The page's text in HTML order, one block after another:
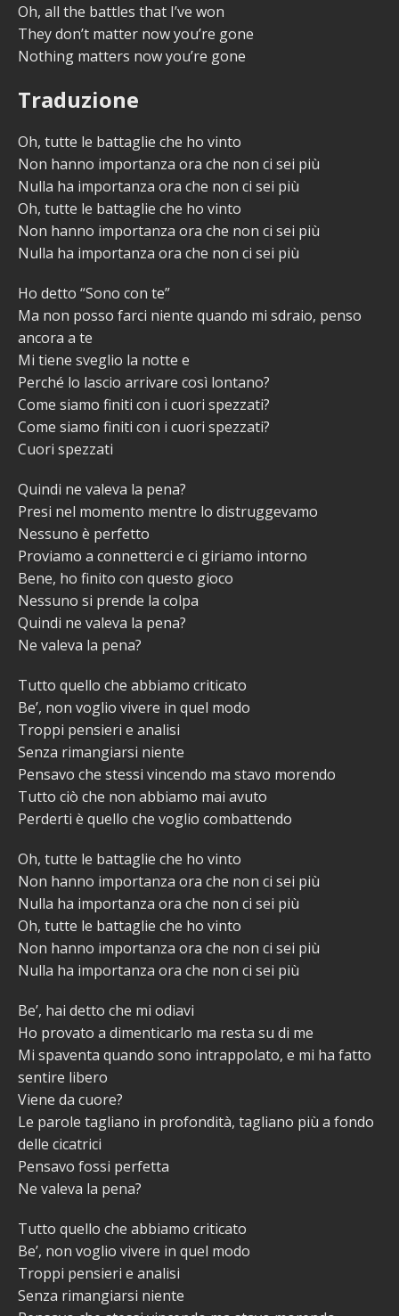
Oh, all the battles that I’ve won
They don’t matter now you’re gone
Nothing matters now you’re gone
Traduzione
Oh, tutte le battaglie che ho vinto
Non hanno importanza ora che non ci sei più
Nulla ha importanza ora che non ci sei più
Oh, tutte le battaglie che ho vinto
Non hanno importanza ora che non ci sei più
Nulla ha importanza ora che non ci sei più
Ho detto “Sono con te”
Ma non posso farci niente quando mi sdraio, penso
ancora a te
Mi tiene sveglio la notte e
Perché lo lascio arrivare così lontano?
Come siamo finiti con i cuori spezzati?
Come siamo finiti con i cuori spezzati?
Cuori spezzati
Quindi ne valeva la pena?
Presi nel momento mentre lo distruggevamo
Nessuno è perfetto
Proviamo a connetterci e ci giriamo intorno
Bene, ho finito con questo gioco
Nessuno si prende la colpa
Quindi ne valeva la pena?
Ne valeva la pena?
Tutto quello che abbiamo criticato
Be’, non voglio vivere in quel modo
Troppi pensieri e analisi
Senza rimangiarsi niente
Pensavo che stessi vincendo ma stavo morendo
Tutto ciò che non abbiamo mai avuto
Perderti è quello che voglio combattendo
Oh, tutte le battaglie che ho vinto
Non hanno importanza ora che non ci sei più
Nulla ha importanza ora che non ci sei più
Oh, tutte le battaglie che ho vinto
Non hanno importanza ora che non ci sei più
Nulla ha importanza ora che non ci sei più
Be’, hai detto che mi odiavi
Ho provato a dimenticarlo ma resta su di me
Mi spaventa quando sono intrappolato, e mi ha fatto
sentire libero
Viene da cuore?
Le parole tagliano in profondità, tagliano più a fondo
delle cicatrici
Pensavo fossi perfetta
Ne valeva la pena?
Tutto quello che abbiamo criticato
Be’, non voglio vivere in quel modo
Troppi pensieri e analisi
Senza rimangiarsi niente